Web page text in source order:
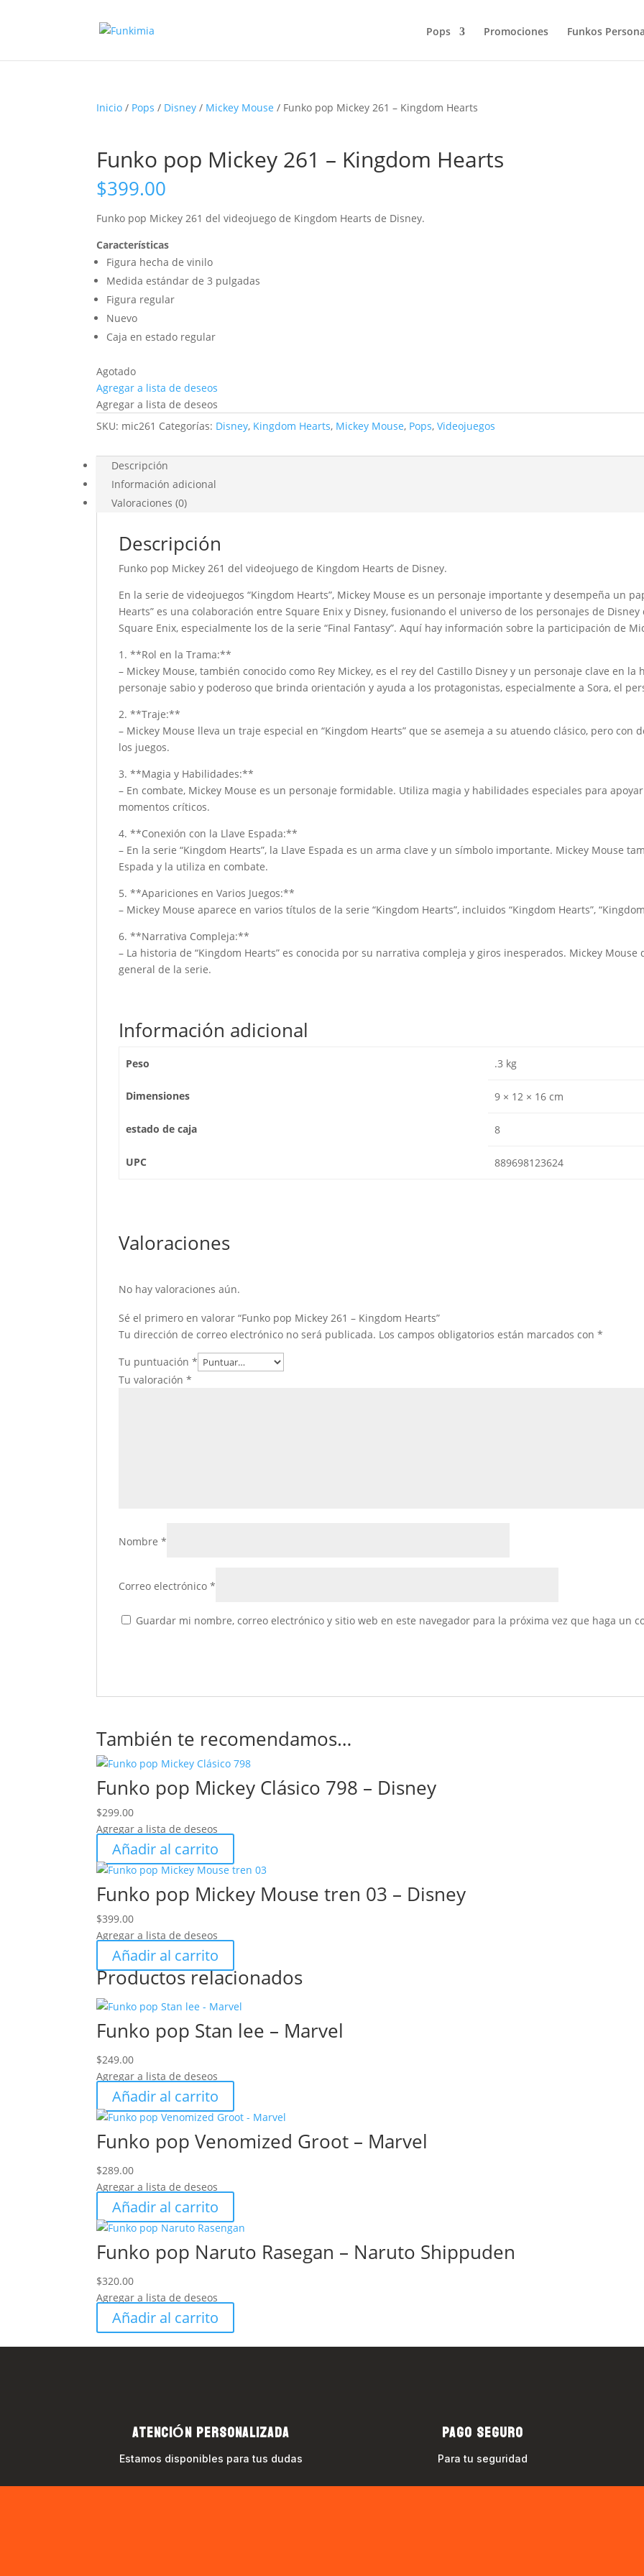
Pops Promociones Funkos
Inicio / Pops / Disney / Mickey Mouse / Funko pop Mickey 261 – Kingdom Hearts
Funko pop Mickey 261 – Kingdom Hearts
$399.00
Funko pop Mickey 261 del videojuego de Kingdom Hearts de Disney.
Características
Figura hecha de vinilo
Medida estándar de 3 pulgadas
Figura regular
Nuevo
Caja en estado regular
Agotado
Agregar a lista de deseos
Agregar a lista de deseos
SKU: mic261 Categorías: Disney, Kingdom Hearts, Mickey Mouse, Pops,Videojuegos
Descripción
Información adicional
Valoraciones (0)
Descripción
Funko pop Mickey 261 del videojuego de Kingdom Hearts de Disney.
En la serie de videojuegos “Kingdom Hearts”, Mickey Mouse es un personaje importante y desempeña un
Hearts” es una colaboración entre Square Enix y Disney, fusionando el universo de los personajes de
Square Enix, especialmente los de la serie “Final Fantasy”. Aquí hay información sobre la participación de
1. **Rol en la Trama:**
– Mickey Mouse, también conocido como Rey Mickey, es el rey del Castillo Disney y un personaje clave en
personaje sabio y poderoso que brinda orientación y ayuda a los protagonistas, especialmente a Sora, el
2. **Traje:**
– Mickey Mouse lleva un traje especial en “Kingdom Hearts” que se asemeja a su atuendo clásico, pero con
los juegos.
3. **Magia y Habilidades:**
– En combate, Mickey Mouse es un personaje formidable. Utiliza magia y habilidades especiales para
momentos críticos.
4. **Conexión con la Llave Espada:**
– En la serie “Kingdom Hearts”, la Llave Espada es un arma clave y un símbolo importante. Mickey Mouse
Espada y la utiliza en combate.
5. **Apariciones en Varios Juegos:**
– Mickey Mouse aparece en varios títulos de la serie “Kingdom Hearts”, incluidos “Kingdom Hearts”,
6. **Narrativa Compleja:**
– La historia de “Kingdom Hearts” es conocida por su narrativa compleja y giros inesperados. Mickey
general de la serie.
Información adicional
Peso .3 kg
Dimensiones 9 × 12 × 16 cm
estado de caja 8
UPC 889698123624
Valoraciones
No hay valoraciones aún.
Sé el primero en valorar “Funko pop Mickey 261 – Kingdom Hearts”
Tu dirección de correo electrónico no será publicada. Los campos obligatorios están marcados con*
Tu puntuación*
Tu valoración*
Nombre*
Correo electrónico*
Guardar mi nombre, correo electrónico y sitio web en este navegador para la próxima vez que haga un
También te recomendamos…
Funko pop Mickey Clásico 798 – Disney
$299.00
Agregar a lista de deseos
Añadir al carrito
Funko pop Mickey Mouse tren 03 – Disney
$399.00
Agregar a lista de deseos
Añadir al carrito
Productos relacionados
Funko pop Stan lee – Marvel
$249.00
Agregar a lista de deseos
Añadir al carrito
Funko pop Venomized Groot – Marvel
$289.00
Agregar a lista de deseos
Añadir al carrito
Funko pop Naruto Rasegan – Naruto Shippuden
$320.00
Agregar a lista de deseos
Añadir al carrito
ATENCIÓN PERSONALIZADA
Estamos disponibles para tus dudas
PAGO SEGURO
Para tu seguridad